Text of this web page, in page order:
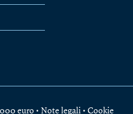
euro • Note legali • Cookie